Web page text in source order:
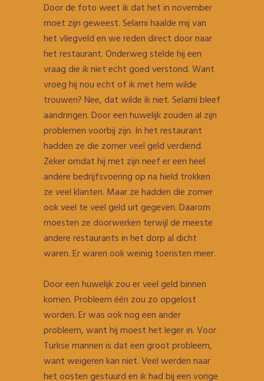
Door de foto weet ik dat het in november
moet zijn geweest. Selami haalde mij van
het vliegveld en we reden direct door naar
het restaurant. Onderweg stelde hij een
vraag die ik niet echt goed verstond. Want
vroeg hij nou echt of ik met hem wilde
trouwen? Nee, dat wilde ik niet. Selami bleef
aandringen. Door een huwelijk zouden al zijn
problemen voorbij zijn. In het restaurant
hadden ze die zomer veel geld verdiend.
Zeker omdat hij met zijn neef er een heel
andere bedrijfsvoering op na hield trokken
ze veel klanten. Maar ze hadden die zomer
ook veel te veel geld uit gegeven. Daarom
moesten ze doorwerken terwijl de meeste
andere restaurants in het dorp al dicht
waren. Er waren ook weinig toeristen meer.
Door een huwelijk zou er veel geld binnen
komen. Probleem één zou zo opgelost
worden. Er was ook nog een ander
probleem, want hij moest het leger in. Voor
Turkse mannen is dat een groot probleem,
want weigeren kan niet. Veel werden naar
het oosten gestuurd en ik had bij een vorige